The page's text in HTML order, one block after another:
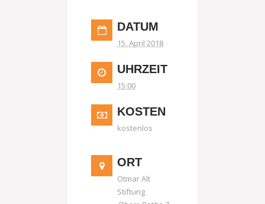
DATUM
15. April 2018
UHRZEIT
15:00
KOSTEN
kostenlos
ORT
Otmar Alt
Stiftung